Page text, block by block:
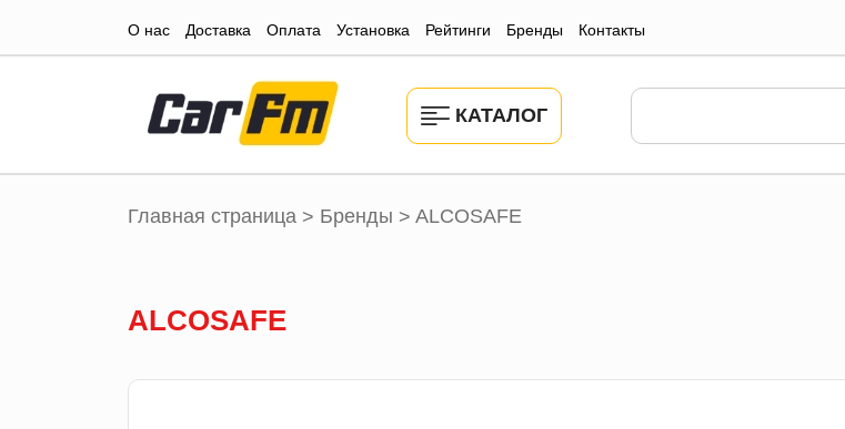
О нас Доставка Оплата Установка Рейтинги Бренды Контакты
КАТАЛОГ
Главная страница > Бренды > ALCOSAFE
ALCOSAFE